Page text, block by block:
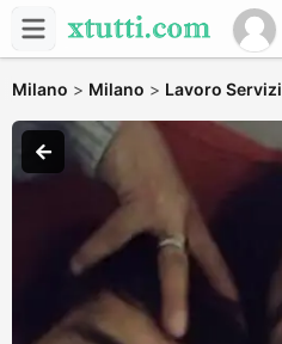
Milano > Milano > Lavoro Servizi